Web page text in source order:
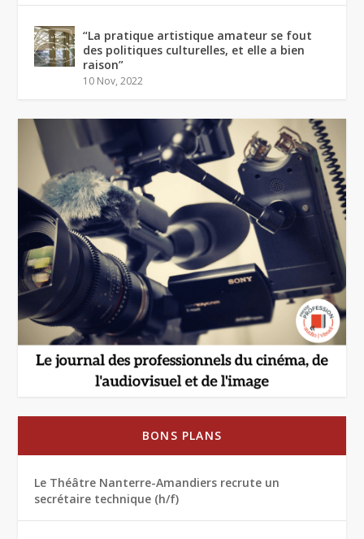
“La pratique artistique amateur se fout
des politiques culturelles, et elle a bien
raison”
10 Nov, 2022
BONS PLANS
Le Théâtre Nanterre-Amandiers recrute un
secrétaire technique (h/f)